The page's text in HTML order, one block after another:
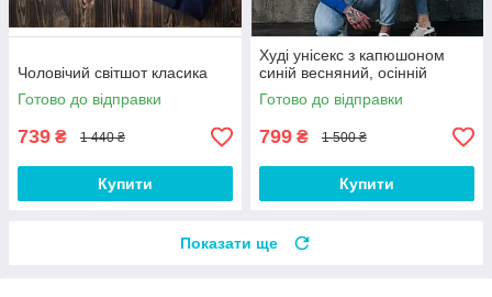
Чоловічий світшот класика
Готово до відправки
739 ₴ 1 440 ₴
Купити
Худі унісекс з капюшоном
синій весняний, осінній
Готово до відправки
799 ₴ 1 500 ₴
Купити
Показати ще